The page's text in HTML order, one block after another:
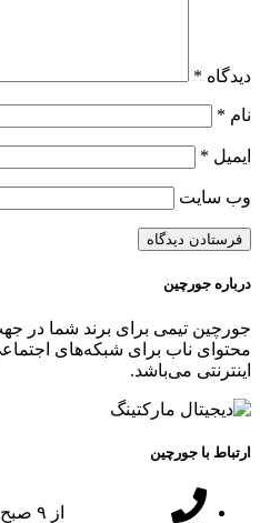
دیدگاه *
نام *
ایمیل *
وب‌ سایت
درباره جورچین
جورچین تیمی برای برند شما در جهت
محتوای ناب برای شبکه‌های
اینترنتی می‌باشد.
ارتباط با جورچین
از ۹ صبح هستیم و پیغام‌گیر چک می‌شود